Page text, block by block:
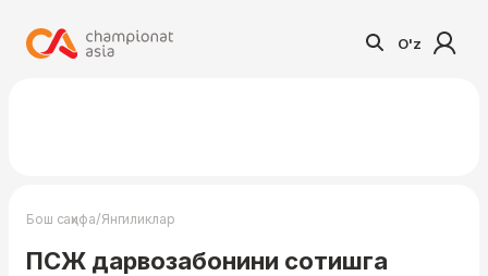
O'z
Бош саҳифа/Янгиликлар
ПСЖ дарвозабонини сотишга